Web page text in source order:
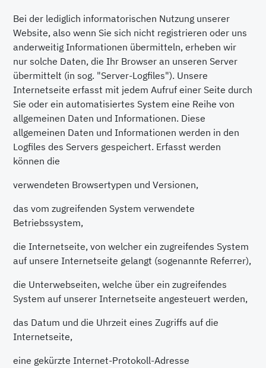
Bei der lediglich informatorischen Nutzung unserer
Website, also wenn Sie sich nicht registrieren oder uns
anderweitig Informationen übermitteln, erheben wir
nur solche Daten, die Ihr Browser an unseren Server
übermittelt (in sog. "Server-Logfiles"). Unsere
Internetseite erfasst mit jedem Aufruf einer Seite durch
Sie oder ein automatisiertes System eine Reihe von
allgemeinen Daten und Informationen. Diese
allgemeinen Daten und Informationen werden in den
Logfiles des Servers gespeichert. Erfasst werden
können die
verwendeten Browsertypen und Versionen,
das vom zugreifenden System verwendete
Betriebssystem,
die Internetseite, von welcher ein zugreifendes System
auf unsere Internetseite gelangt (sogenannte Referrer),
die Unterwebseiten, welche über ein zugreifendes
System auf unserer Internetseite angesteuert werden,
das Datum und die Uhrzeit eines Zugriffs auf die
Internetseite,
eine gekürzte Internet-Protokoll-Adresse